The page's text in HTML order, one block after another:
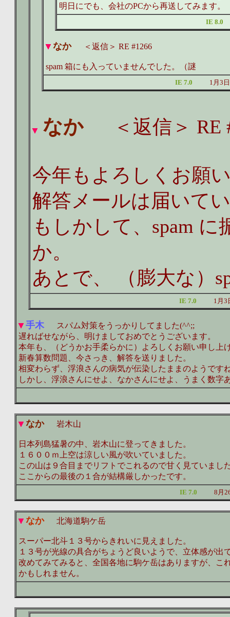
明日にでも、会社のPCから再送してみます。
IE 8.0
なか＜返信＞ RE #1266
spam 箱にも入っていませんでした。（謎
IE 7.0 1月3
なか ＜返信＞ RE
今年もよろしくお願
解答メールは届いて
もしかして、spam
か。
あとで、 （膨大な）
IE 7.0 1月
手木 スパム対策をうっかりしてました(^^;;
遅ればせながら、明けましておめでとうございます。
本年も、（どうかお手柔らかに）よろしくお願い申し上
新春算数問題、今さっき、解答を送りました。
相変わらず、浮浪さんの病気が伝染したままのようです
しかし、浮浪さんにせよ、なかさんにせよ、うまく数字
なか岩木山
日本列島猛暑の中、岩木山に登ってきました。
１６００ｍ上空は涼しい風が吹いていました。
この山は９合目までリフトでこれるので甘く見ていまし
ここからの最後の１合が結構厳しかったです。
IE 7.0 8月
なか北海道駒ケ岳
スーパー北斗１３号からきれいに見えました。
１３号が光線の具合がちょうど良いようで、立体感が出
改めてみてみると、全国各地に駒ケ岳はありますが、こ
かもしれません。